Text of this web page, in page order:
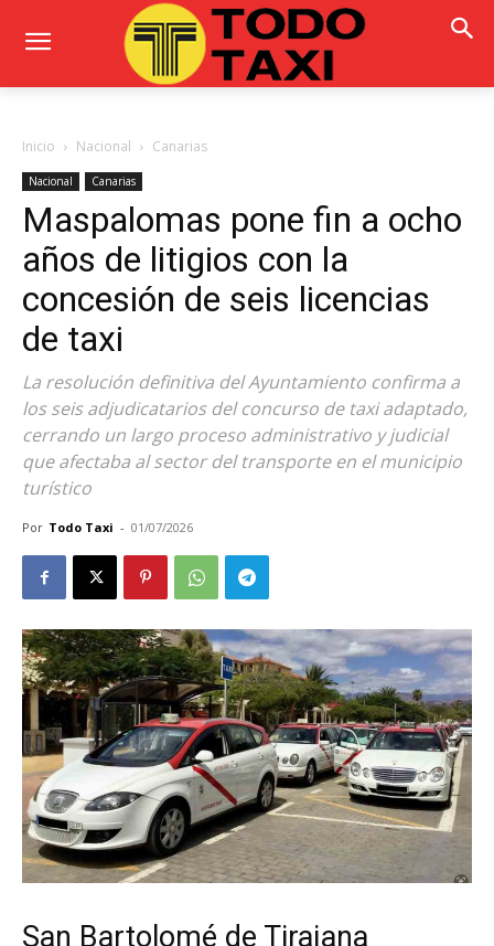
Inicio Nacional Canarias
Nacional Canarias
Maspalomas pone fin a ocho
años de litigios con la
concesión de seis licencias
de taxi
La resolución definitiva del Ayuntamiento confirma a
los seis adjudicatarios del concurso de taxi adaptado,
cerrando un largo proceso administrativo y judicial
que afectaba al sector del transporte en el municipio
turístico
Por Todo Taxi - 01/07/2026
San Bartolomé de Tirajana